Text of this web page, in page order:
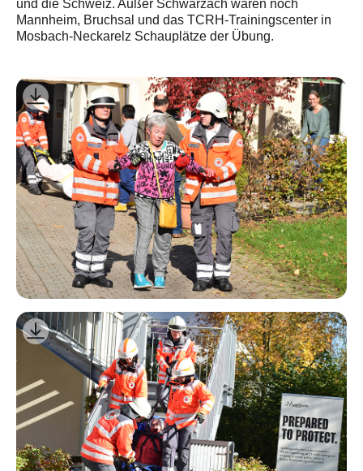
und die Schweiz. Außer Schwarzach waren noch
Mannheim, Bruchsal und das TCRH-Trainingscenter in
Mosbach-Neckarelz Schauplätze der Übung.